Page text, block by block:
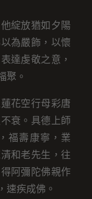
綻放猶如夕陽
為嚴飾，以懷
達虔敬之意，
聚。
花空行母彩唐
衰。具德上師
福壽康寧，業
和老先生，往
阿彌陀佛親作
速疾成佛。